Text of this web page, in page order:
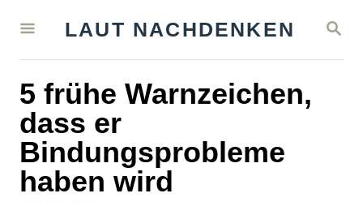
S
A
LAUT NACHDENKEN
5 frühe Warnzeichen,
dass er
Bindungsprobleme
haben wird